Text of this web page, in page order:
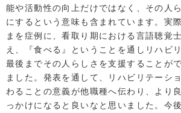
能や活動性の向上だけではなく、その人
にするという意味も含まれています。実
まを症例に、看取り期における言語聴覚
え、『食べる』ということを通しリハビ
最後までその人らしさを支援することが
ました。発表を通して、リハビリテーシ
わることの意義が他職種へ伝わり、より
っかけになると良いなと思いました。今